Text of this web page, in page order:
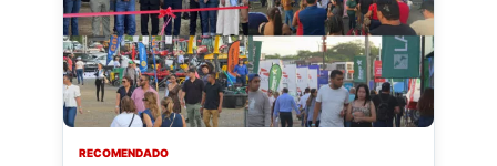
RECOMENDADO